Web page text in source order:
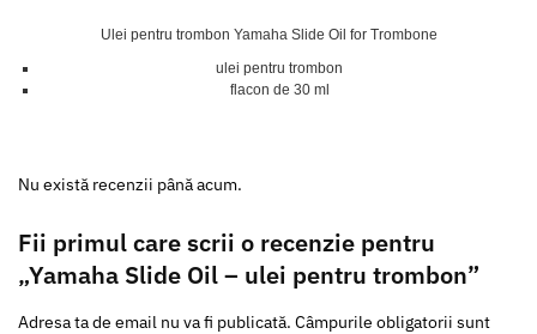
Ulei pentru trombon Yamaha Slide Oil for Trombone
ulei pentru trombon
flacon de 30 ml
Nu există recenzii până acum.
Fii primul care scrii o recenzie pentru
„Yamaha Slide Oil – ulei pentru trombon”
Adresa ta de email nu va fi publicată. Câmpurile obligatorii sunt